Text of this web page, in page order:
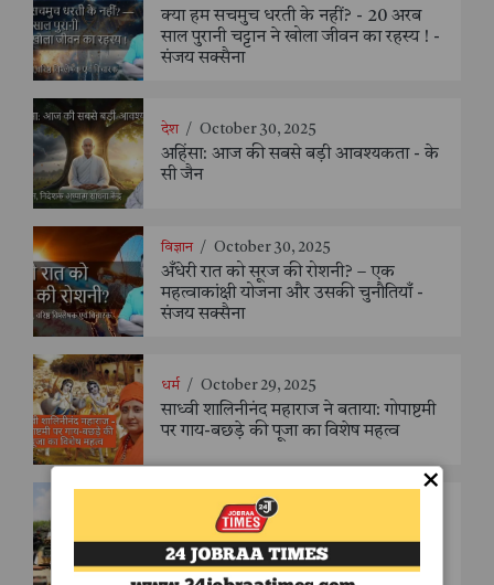
क्या हम सचमुच धरती के नहीं? - 20 अरब
साल पुरानी चट्टान ने खोला जीवन का रहस्य ! -
संजय सक्सैना
देश / October 30, 2025
अहिंसा: आज की सबसे बड़ी आवश्यकता - के
सी जैन
विज्ञान / October 30, 2025
अँधेरी रात को सूरज की रोशनी? – एक
महत्वाकांक्षी योजना और उसकी चुनौतियाँ -
संजय सक्सैना
धर्म / October 29, 2025
साध्वी शालिनीनंद महाराज ने बताया: गोपाष्टमी
पर गाय-बछड़े की पूजा का विशेष महत्व
देश / October 16, 2025
रक्षा मंत्री की अध्यक्षता में संसदीय समिति का
एआरडीई, पुणे दौरा | रक्षा क्षेत्र में ‘तकनीकी
आत्मनिर्भरता’ को बताया राष्ट्रीय सुरक्षा का
मजबूत कवच
×